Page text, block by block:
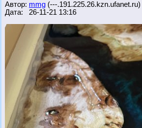
Автор: mmg (---.191.225.26.kzn.ufanet.ru)
Дата: 26-11-21 13:16